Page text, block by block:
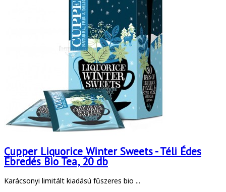
Cupper Liquorice Winter Sweets - Téli Édes
Ébredés Bio Tea, 20 db
Karácsonyi limitált kiadású fűszeres bio ...